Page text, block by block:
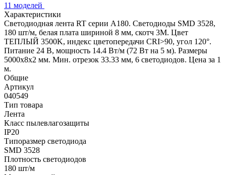
11 моделей
Характеристики
Светодиодная лента RT серии A180. Светодиоды SMD 3528,
180 шт/м, белая плата шириной 8 мм, скотч 3M. Цвет
ТЕПЛЫЙ 3500K, индекс цветопередачи CRI>90, угол 120°.
Питание 24 В, мощность 14.4 Вт/м (72 Вт на 5 м). Размеры
5000x8x2 мм. Мин. отрезок 33.33 мм, 6 светодиодов. Цена за 1
м.
Общие
Артикул
040549
Тип товара
Лента
Класс пылевлагозащиты
IP20
Типоразмер светодиода
SMD 3528
Плотность светодиодов
180 шт/м